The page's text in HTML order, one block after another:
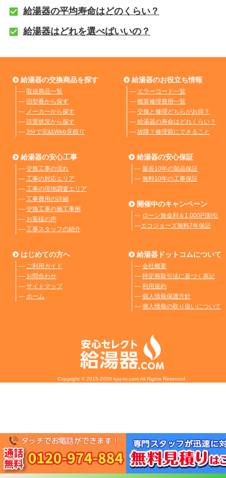
給湯器の平均寿命はどのくらい？
給湯器はどれを選べばいいの？
給湯器の交換商品を探す
― 取扱商品一覧
― 旧型番から探す
― メーカーから探す
― 設置状況から探す
― 3分で完結Web見積り
給湯器のお役立ち情報
― エラーコード一覧
― 概算修理費用一覧
― 交換と修理どちらがお得？
― 給湯器の寿命はどれくらい？
― 故障？修理前にできること
給湯器の安心工事
― 交換工事の流れ
― 工事の対応エリア
― 工事の現地調査エリア
― 工事費用の詳細
― 交換工事の施工事例
― お客様の声
― 工事スタッフの紹介
給湯器の安心保証
― 最長10年の製品保証
― 無料10年の工事保証
開催中のキャンペーン
― ローン無金利＆1,000円割引
―エコジョーズ無料7年保証
はじめての方へ
― ご利用ガイド
― お問合わせ
― サイトマップ
― ホーム
給湯器ドットコムについて
― 会社概要
― 特定商取引法に基づく表記
― 利用規約
― 個人情報保護方針
― 個人情報の取り扱いについて
Copyright © 2015-2020 kyu-to.com All Rights Reserved.